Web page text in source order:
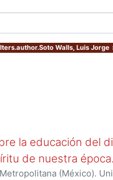
Walls, Luis Jorge
la educación del
de nuestra
(México).